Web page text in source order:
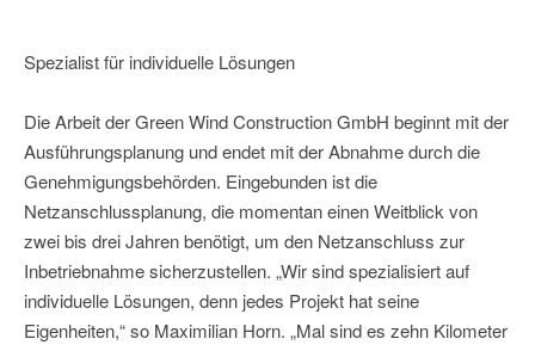
Spezialist für individuelle Lösungen
Die Arbeit der Green Wind Construction GmbH beginnt mit der
Ausführungsplanung und endet mit der Abnahme durch die
Genehmigungsbehörden. Eingebunden ist die
Netzanschlussplanung, die momentan einen Weitblick von
zwei bis drei Jahren benötigt, um den Netzanschluss zur
Inbetriebnahme sicherzustellen. „Wir sind spezialisiert auf
individuelle Lösungen, denn jedes Projekt hat seine
Eigenheiten,“ so Maximilian Horn. „Mal sind es zehn Kilometer